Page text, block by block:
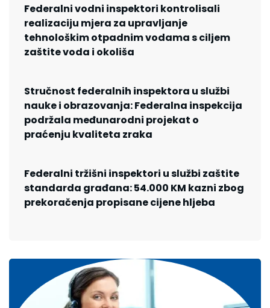
Federalni vodni inspektori kontrolisali
realizaciju mjera za upravljanje
tehnološkim otpadnim vodama s ciljem
zaštite voda i okoliša
Stručnost federalnih inspektora u službi
nauke i obrazovanja: Federalna inspekcija
podržala međunarodni projekat o
praćenju kvaliteta zraka
Federalni tržišni inspektori u službi zaštite
standarda građana: 54.000 KM kazni zbog
prekoračenja propisane cijene hljeba